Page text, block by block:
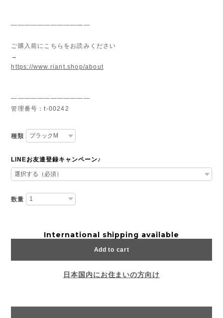
————————————
ご購入前にこちらをお読みください
→
https://www.riant.shop/about
————————————
管理番号：t-00242
種類
LINEお友達登録キャンペーン♪
数量
International shipping available
Add to cart
日本国内にお住まいの方向け